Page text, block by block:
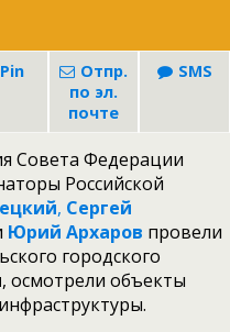
Pin
Отпр.
по эл.
почте
SMS
Совета Федерации
Российской
, Сергей
Юрий Архаров провели
городского
, осмотрели объекты